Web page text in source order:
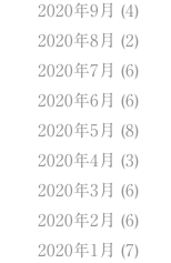
2020年9月 (4)
2020年8月 (2)
2020年7月 (6)
2020年6月 (6)
2020年5月 (8)
2020年4月 (3)
2020年3月 (6)
2020年2月 (6)
2020年1月 (7)